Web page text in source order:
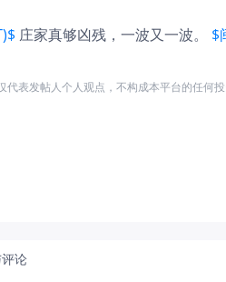
庄家真够凶残，一波又一波。 $
代表发帖人个人观点，不构成本平台的任何
论